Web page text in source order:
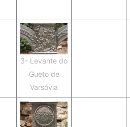
3- Levante do
Gueto de
Varsóvia